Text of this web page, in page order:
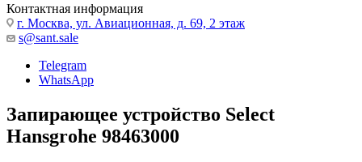
Контактная информация
г. Москва, ул. Авиационная, д. 69, 2 этаж
s@sant.sale
Telegram
WhatsApp
Запирающее устройство Select
Hansgrohe 98463000